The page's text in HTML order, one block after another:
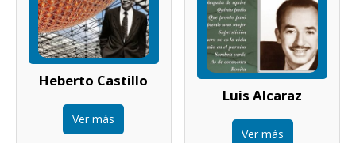
Heberto Castillo
Ver más
Luis Alcaraz
Ver más